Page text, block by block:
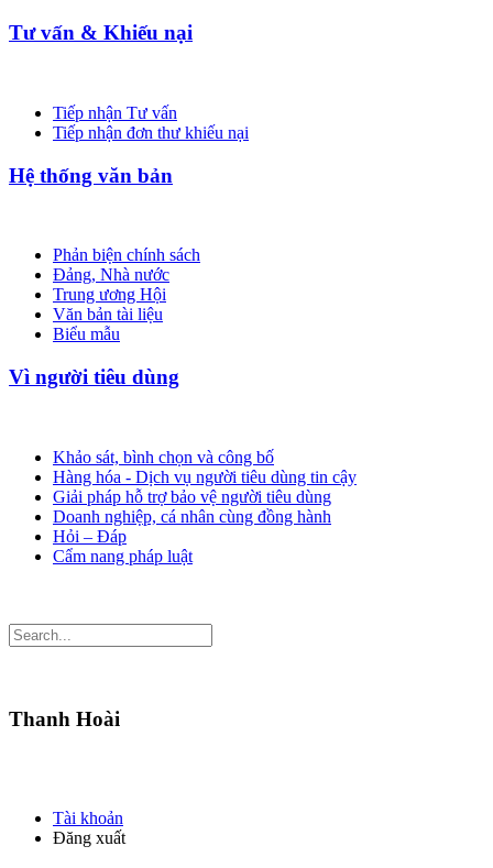
Tư vấn & Khiếu nại
Tiếp nhận Tư vấn
Tiếp nhận đơn thư khiếu nại
Hệ thống văn bản
Phản biện chính sách
Đảng, Nhà nước
Trung ương Hội
Văn bản tài liệu
Biểu mẫu
Vì người tiêu dùng
Khảo sát, bình chọn và công bố
Hàng hóa - Dịch vụ người tiêu dùng tin cậy
Giải pháp hỗ trợ bảo vệ người tiêu dùng
Doanh nghiệp, cá nhân cùng đồng hành
Hỏi – Đáp
Cẩm nang pháp luật
Thanh Hoài
Tài khoản
Đăng xuất